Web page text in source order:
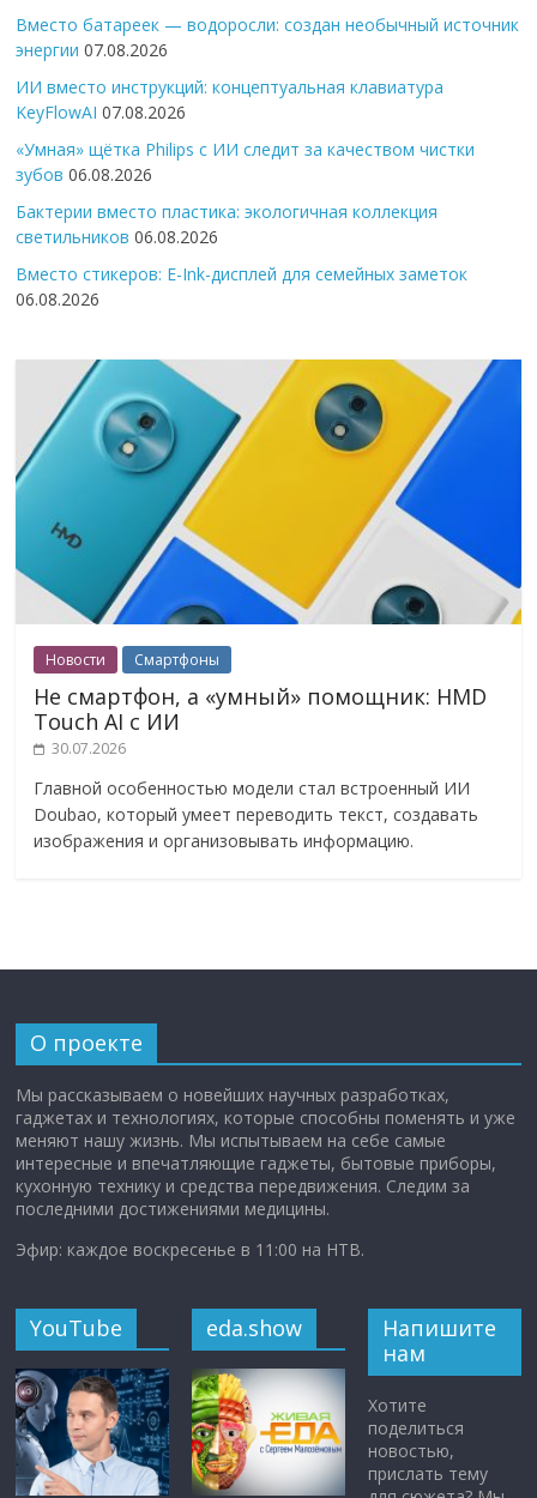
Вместо батареек — водоросли: создан необычный источник
энергии 07.08.2026
ИИ вместо инструкций: концептуальная клавиатура
KeyFlowAI 07.08.2026
«Умная» щётка Philips с ИИ следит за качеством чистки
зубов 06.08.2026
Бактерии вместо пластика: экологичная коллекция
светильников 06.08.2026
Вместо стикеров: E-Ink-дисплей для семейных заметок
06.08.2026
Новости Смартфоны
Не смартфон, а «умный» помощник: HMD
Touch AI с ИИ
30.07.2026
Главной особенностью модели стал встроенный ИИ
Doubao, который умеет переводить текст, создавать
изображения и организовывать информацию.
О проекте
Мы рассказываем о новейших научных разработках,
гаджетах и технологиях, которые способны поменять и уже
меняют нашу жизнь. Мы испытываем на себе самые
интересные и впечатляющие гаджеты, бытовые приборы,
кухонную технику и средства передвижения. Следим за
последними достижениями медицины.
Эфир: каждое воскресенье в 11:00 на НТВ.
YouTube eda.show
Напишите
нам
Хотите
поделиться
новостью,
прислать тему